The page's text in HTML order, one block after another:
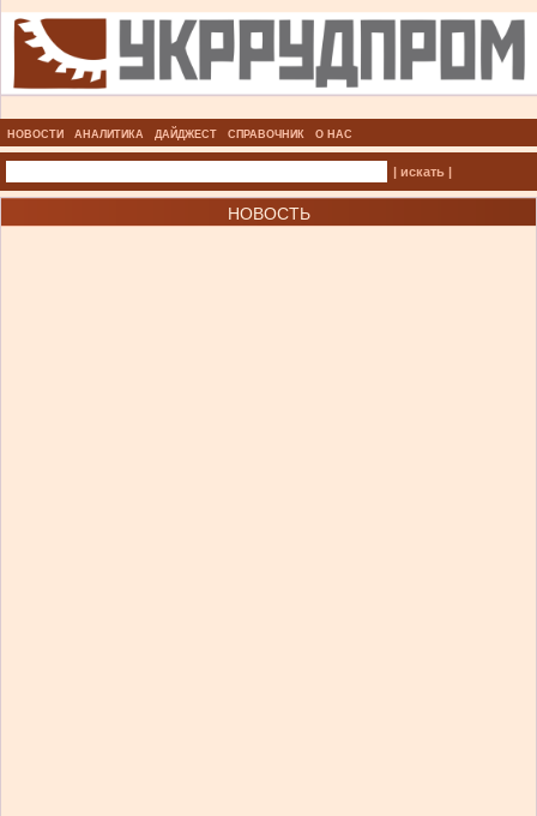
НОВОСТИ АНАЛИТИКА ДАЙДЖЕСТ СПРАВОЧНИК О НАС
| искать |
НОВОСТЬ